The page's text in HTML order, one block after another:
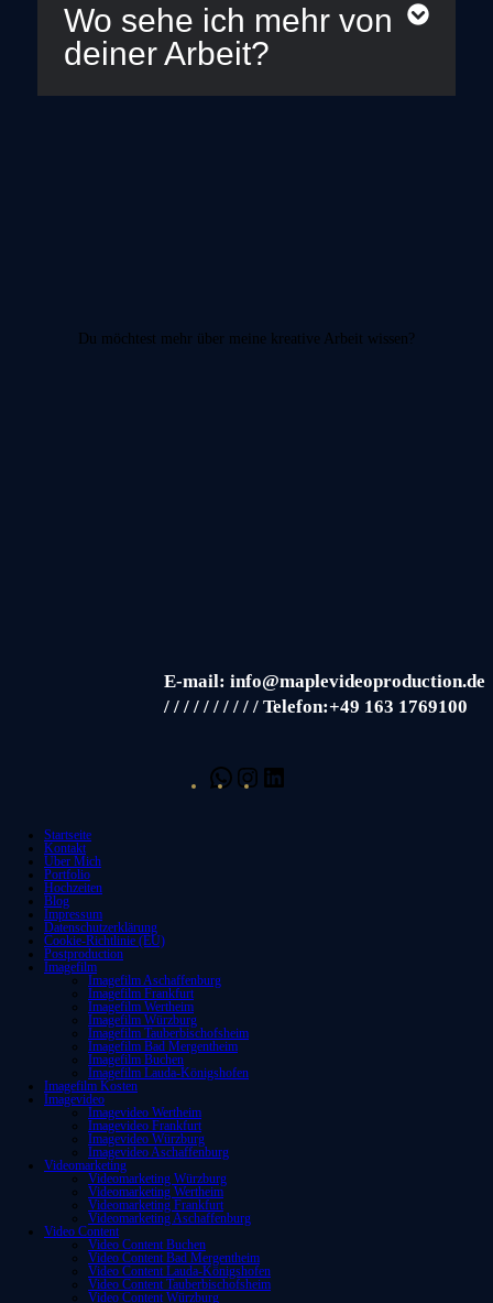
Wo sehe ich mehr von
deiner Arbeit?
Du möchtest mehr über meine kreative Arbeit wissen?
E-mail: info@maplevideoproduction.de
/ / / / / / / / / / Telefon:+49 163 1769100
Startseite
Kontakt
Über Mich
Portfolio
Hochzeiten
Blog
Impressum
Datenschutzerklärung
Cookie-Richtlinie (EU)
Postproduction
Imagefilm
Imagefilm Aschaffenburg
Imagefilm Frankfurt
Imagefilm Wertheim
Imagefilm Würzburg
Imagefilm Tauberbischofsheim
Imagefilm Bad Mergentheim
Imagefilm Buchen
Imagefilm Lauda-Königshofen
Imagefilm Kosten
Imagevideo
Imagevideo Wertheim
Imagevideo Frankfurt
Imagevideo Würzburg
Imagevideo Aschaffenburg
Videomarketing
Videomarketing Würzburg
Videomarketing Wertheim
Videomarketing Frankfurt
Videomarketing Aschaffenburg
Video Content
Video Content Buchen
Video Content Bad Mergentheim
Video Content Lauda-Königshofen
Video Content Tauberbischofsheim
Video Content Würzburg